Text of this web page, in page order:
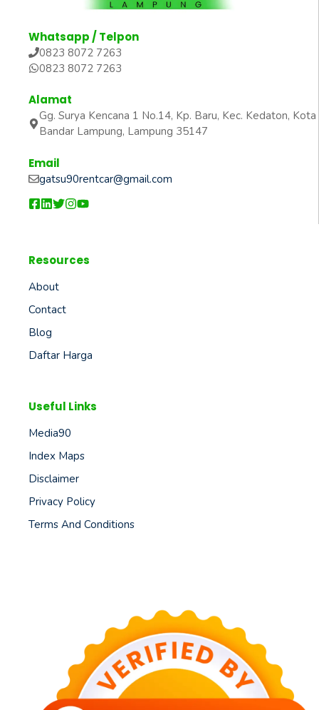
Whatsapp / Telpon
0823 8072 7263
0823 8072 7263
Alamat
Gg. Surya Kencana 1 No.14, Kp. Baru, Kec. Kedaton, Kota
Bandar Lampung, Lampung 35147
Email
gatsu90rentcar@gmail.com
Resources
About
Contact
Blog
Daftar Harga
Useful Links
Media90
Index Maps
Disclaimer
Privacy Policy
Terms And Conditions